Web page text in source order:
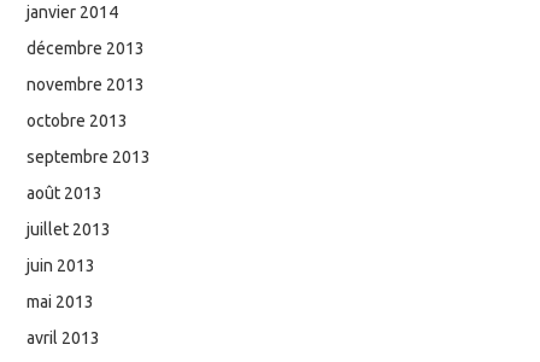
janvier 2014
décembre 2013
novembre 2013
octobre 2013
septembre 2013
août 2013
juillet 2013
juin 2013
mai 2013
avril 2013